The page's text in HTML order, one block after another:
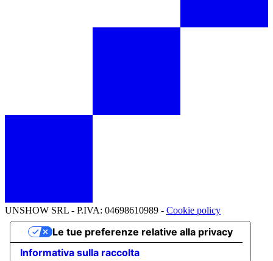
UNSHOW SRL - P.IVA: 04698610989 - Cookie policy
Informativa sulla raccolta
Le tue preferenze relative alla privacy